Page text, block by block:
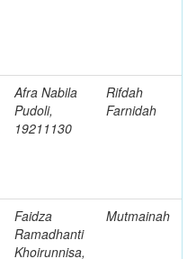
Afra Nabila
Pudoli,
19211130
Rifdah
Farnidah
Faidza
Ramadhanti
Khoirunnisa,
Mutmainah